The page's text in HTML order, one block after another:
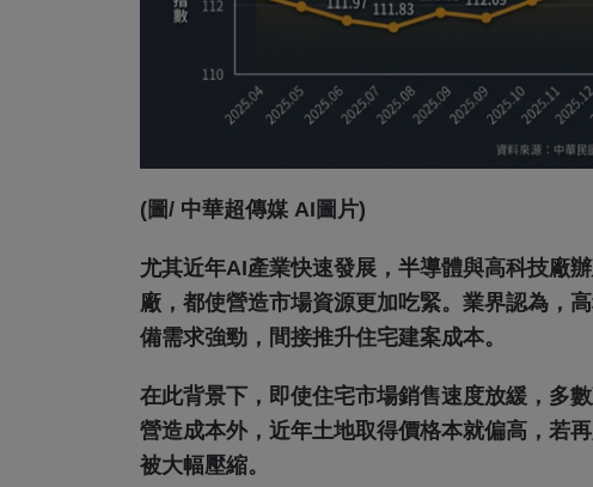
(圖/ 中華超傳媒 AI圖片)
尤其近年AI產業快速發展，半導體與高科技廠
廠，都使營造市場資源更加吃緊。業界認為，
備需求強勁，間接推升住宅建案成本。
在此背景下，即使住宅市場銷售速度放緩，多
營造成本外，近年土地取得價格本就偏高，若
被大幅壓縮。